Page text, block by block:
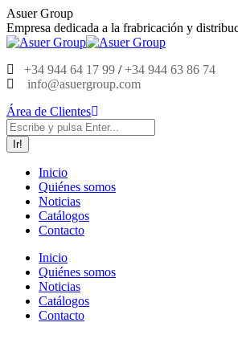
Saltar
al
contenido
Asuer Group
Empresa dedicada a la frabricación y
+34 944 64 17 99 /+34 944 63 86 74
info@asuergroup.com
Área de Clientes
Buscar:
Inicio
Quiénes somos
Noticias
Catálogos
Contacto
Inicio
Quiénes somos
Noticias
Catálogos
Contacto